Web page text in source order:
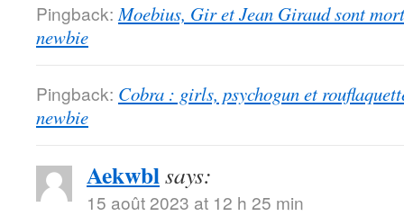
Pingback: Moebius, Gir et Jean Giraud sont
newbie
Pingback: Cobra : girls, psychogun et
newbie
Aekwblsays:
15 août 2023 at 12 h 25 min